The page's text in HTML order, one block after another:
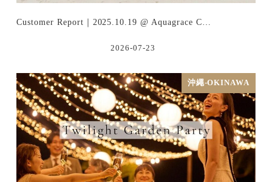
Customer Report｜2025.10.19 @ Aquagrace C…
2026-07-23
沖繩-OKINAWA